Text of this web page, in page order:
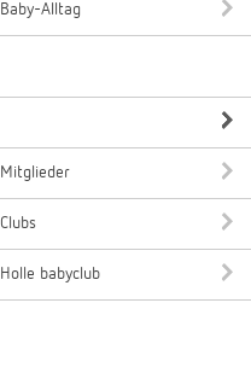
Baby-Alltag
Mitglieder
Clubs
Holle babyclub